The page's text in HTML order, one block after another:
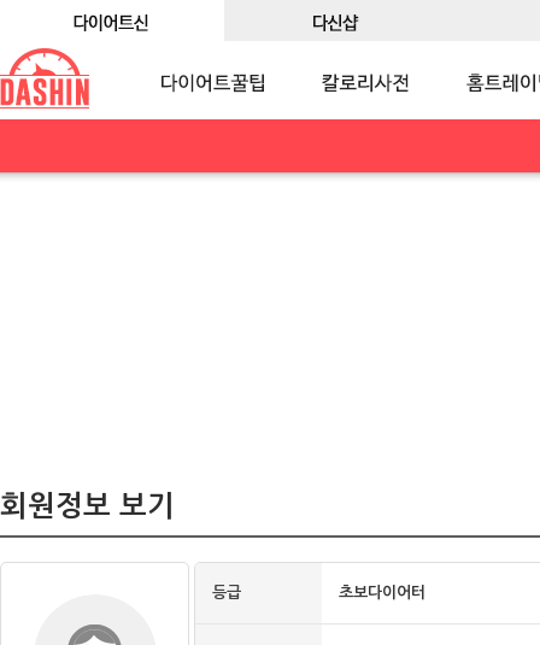
회원정보 보기
등급 초보다이어터